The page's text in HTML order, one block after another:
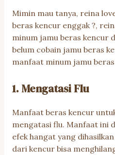
Mimin mau tanya, reina
beras kencur enggak ?,
minum jamu beras kencur
belum cobain jamu beras
manfaat minum jamu
1. Mengatasi Flu
Manfaat beras kencur
mengatasi flu. Manfaat ini
efek hangat yang
dari kencur bisa